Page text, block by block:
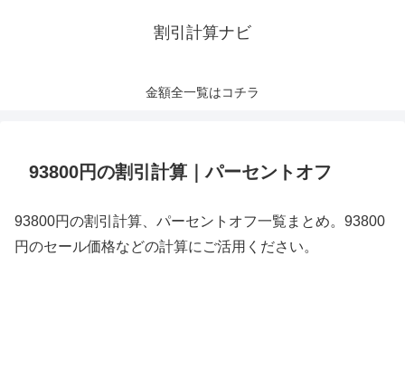
割引計算ナビ
金額全一覧はコチラ
93800円の割引計算｜パーセントオフ
93800円の割引計算、パーセントオフ一覧まとめ。93800
円のセール価格などの計算にご活用ください。